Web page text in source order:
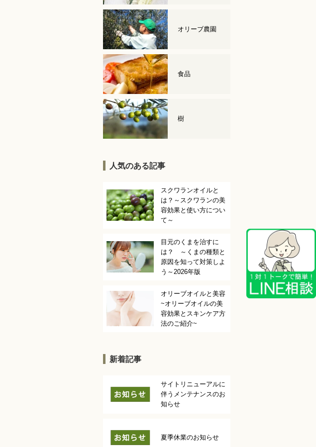
オリーブ農園
食品
樹
人気のある記事
スクワランオイルと
は？～スクワランの美
容効果と使い方につい
て～
目元のくまを治すに
は？ ～くまの種類と
原因を知って対策しよ
う～2026年版
オリーブオイルと美容
~オリーブオイルの美
容効果とスキンケア方
法のご紹介~
新着記事
サイトリニューアルに
伴うメンテナンスのお
知らせ
夏季休業のお知らせ